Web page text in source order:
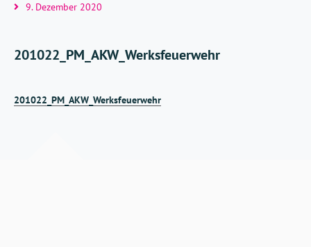
9. Dezember 2020
201022_PM_AKW_Werksfeuerwehr
201022_PM_AKW_Werksfeuerwehr